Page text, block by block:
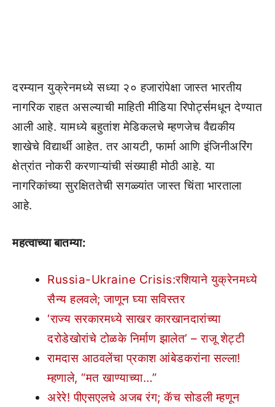
दरम्यान युक्रेनमध्ये सध्या २० हजारांपेक्षा जास्त भारतीय
नागरिक राहत असल्याची माहिती मीडिया रिपोर्ट्समधून देण्यात
आली आहे. यामध्ये बहुतांश मेडिकलचे म्हणजेच वैद्यकीय
शाखेचे विद्यार्थी आहेत. तर आयटी, फार्मा आणि इंजिनीअरिंग
क्षेत्रांत नोकरी करणाऱ्यांची संख्याही मोठी आहे. या
नागरिकांच्या सुरक्षिततेची सगळ्यांत जास्त चिंता भारताला
आहे.
महत्वाच्या बातम्या:
Russia-Ukraine Crisis:रशियाने युक्रेनमध्ये
सैन्य हलवले; जाणून घ्या सविस्तर
‘राज्य सरकारमध्ये साखर कारखानदारांच्या
दरोडेखोरांचे टोळके निर्माण झालेत’ – राजू शेट्टी
रामदास आठवलेंचा प्रकाश आंबेडकरांना सल्ला!
म्हणाले, “मत खाण्याच्या…”
अरेरे! पीएसएलचे अजब रंग; कॅच सोडली म्हणून